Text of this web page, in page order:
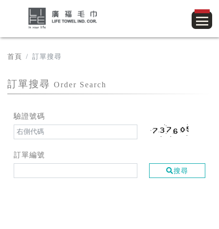
首頁 訂單搜尋
訂單搜尋 Order Search
驗證號碼
訂單編號
搜尋